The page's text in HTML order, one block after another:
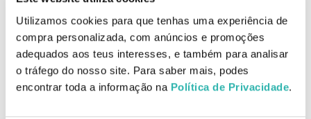
Utilizamos cookies para que tenhas uma experiência de
compra personalizada, com anúncios e promoções
adequados aos teus interesses, e também para analisar
o tráfego do nosso site. Para saber mais, podes
encontrar toda a informação na Política de Privacidade.
ser utilizado em situações de stress e queda sazonal. Energizing
Seasonal Superactive reduz a perda de cabelo e melhora a
densidade do mesmo. Sem sulfatos nem parabenos. É enriquecido
com Agastache Mexicana, rico em flavonóides, capaz de
neutralizar o stress físico que causa inflamação no couro cabeludo,
causando perda de cabelo.